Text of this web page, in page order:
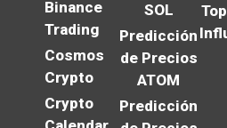
Binance
Trading
Cosmos
Crypto
Crypto
SOL
Predicción
de Precios
ATOM
Predicción